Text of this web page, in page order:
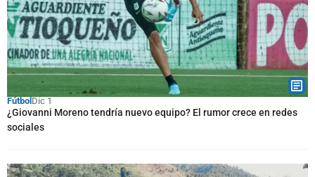
FútbolDic 1
¿Giovanni Moreno tendría nuevo equipo? El rumor crece en redes
sociales